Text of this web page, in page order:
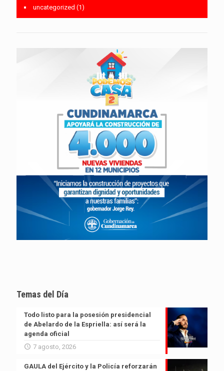
uncategorized (1)
Temas del Día
Todo listo para la posesión presidencial
de Abelardo de la Espriella: así será la
agenda oficial
7 agosto, 2026
GAULA del Ejército y la Policía reforzarán